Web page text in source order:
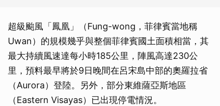
超級颱風「鳳凰」（Fung-wong，菲律賓當地稱
Uwan）的規模幾乎與整個菲律賓國土面積相當，其
最大持續風速達每小時185公里，陣風高達230公
里，預料最早將於9日晚間在呂宋島中部的奧羅拉省
（Aurora）登陸。另外，部分東維薩亞斯地區
（Eastern Visayas）已出現停電情況。